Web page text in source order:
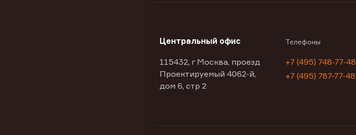
Центральный офис
115432, г Москва, проезд
Проектируемый 4062-й,
дом 6, стр 2
Телефоны
+7 (495) 748-77-48
+7 (495) 787-77-48